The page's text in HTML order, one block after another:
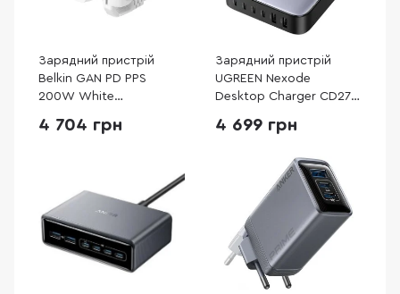
Зарядний пристрій
Belkin GAN PD PPS
200W White
4 704 грн
Зарядний пристрій
UGREEN Nexode
Desktop Charger CD271
(40914)
4 699 грн